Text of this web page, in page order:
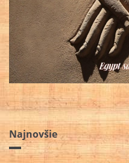
Najnovšie